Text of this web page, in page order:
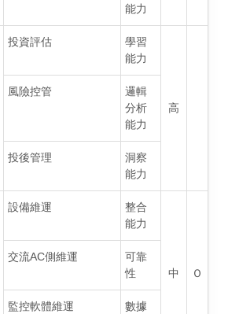
能力
投資評估
學習
能力
高
風險控管
邏輯
分析
能力
投後管理
洞察
能力
設備維運
整合
能力
中 Ｏ
交流AC側維運
可靠
性
監控軟體維運
數據